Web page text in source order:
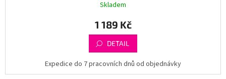
Skladem
1 189 Kč
DETAIL
Expedice do 7 pracovních dnů od objednávky